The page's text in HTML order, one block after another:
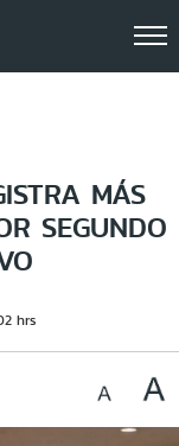
MÁS
SEGUNDO
hrs